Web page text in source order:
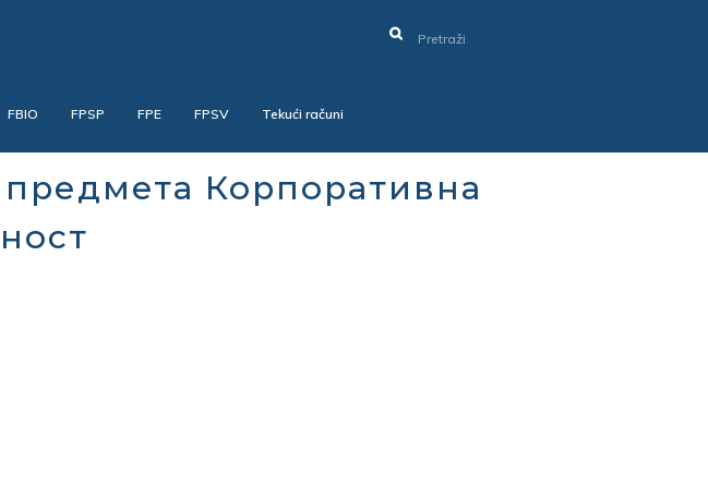
FBIO FPSP FPE FPSV Tekući računi
предмета Корпоративна